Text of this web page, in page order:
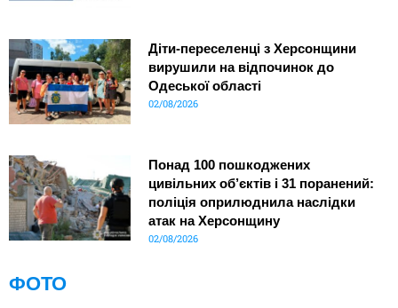
Діти-переселенці з Херсонщини
вирушили на відпочинок до
Одеської області
02/08/2026
Понад 100 пошкоджених
цивільних об’єктів і 31 поранений:
поліція оприлюднила наслідки
атак на Херсонщину
02/08/2026
ФОТО